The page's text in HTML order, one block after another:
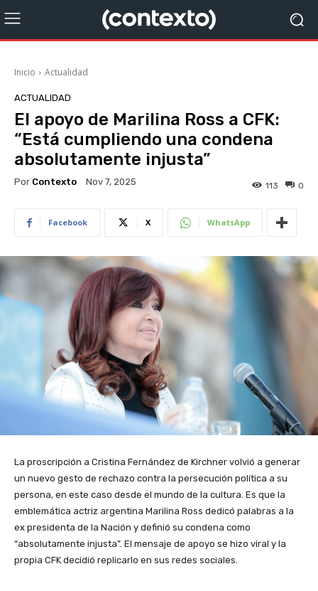
Inicio Actualidad
ACTUALIDAD
El apoyo de Marilina Ross a CFK:
“Está cumpliendo una condena
absolutamente injusta”
Por Contexto Nov 7, 2025 0
113
Facebook X WhatsApp
La proscripción a Cristina Fernández de Kirchner volvió a generar
un nuevo gesto de rechazo contra la persecución política a su
persona, en este caso desde el mundo de la cultura. Es que la
emblemática actriz argentina Marilina Ross dedicó palabras a la
ex presidenta de la Nación y definió su condena como
“absolutamente injusta”. El mensaje de apoyo se hizo viral y la
propia CFK decidió replicarlo en sus redes sociales.